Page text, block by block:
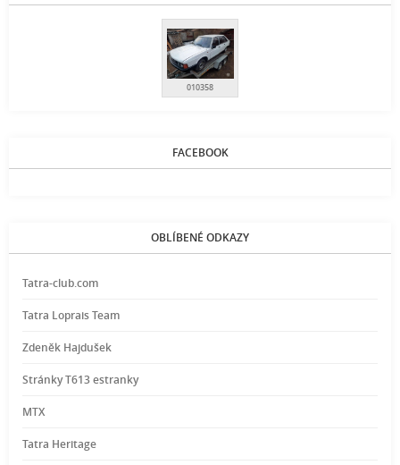
010358
FACEBOOK
OBLÍBENÉ ODKAZY
Tatra-club.com
Tatra Loprais Team
Zdeněk Hajdušek
Stránky T613 estranky
MTX
Tatra Heritage